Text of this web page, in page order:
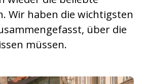
Wir haben die wichtigsten
über die
müssen.